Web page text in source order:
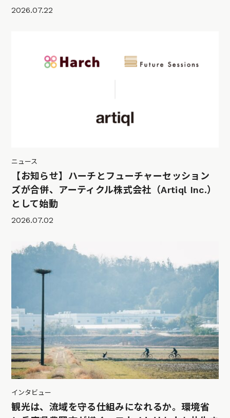
2026.07.22
ニュース
【お知らせ】ハーチとフューチャーセッション
ズが合併、アーティクル株式会社（Artiql Inc.）
として始動
2026.07.02
インタビュー
観光は、流域を守る仕組みになれるか。環境省